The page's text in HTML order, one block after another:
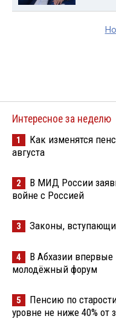
Интересное за неделю
1
Как изменятся
августа
2
В МИД России
войне с Россией
3 Законы,
4
В Абхазии
молодёжный форум
5
Пенсию по
уровне не ниже 40% от